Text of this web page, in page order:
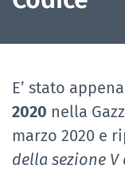
E’ stato
2020 nella
marzo 2020 e
della sezione V